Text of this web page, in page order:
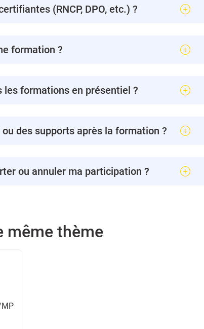
(RNCP, DPO, etc.) ?
formation ?
les formations en présentiel ?
des supports après la formation ?
ou annuler ma participation ?
même thème